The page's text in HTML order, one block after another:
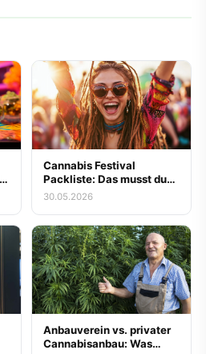
Cannabis Festival
Packliste: Das musst du
mitnehmen
30.05.2026
Anbauverein vs. privater
Cannabisanbau: Was